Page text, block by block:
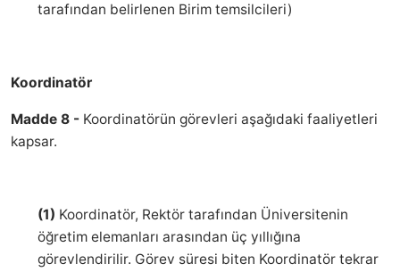
tarafından belirlenen Birim temsilcileri)
Koordinatör
Madde 8 - Koordinatörün görevleri aşağıdaki faaliyetleri
kapsar.
(1) Koordinatör, Rektör tarafından Üniversitenin
öğretim elemanları arasından üç yıllığına
görevlendirilir. Görev süresi biten Koordinatör tekrar